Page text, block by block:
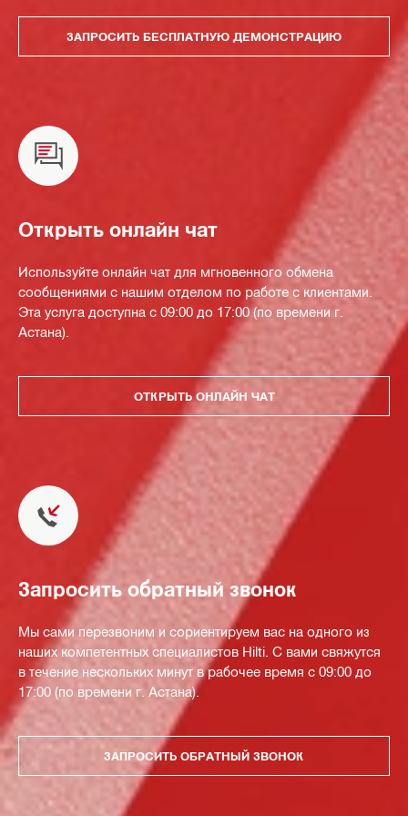
ЗАПРОСИТЬ БЕСПЛАТНУЮ ДЕМОНСТРАЦИЮ
Открыть онлайн чат
Используйте онлайн чат для мгновенного обмена
сообщениями с нашим отделом по работе с клиентами.
Эта услуга доступна с 09:00 до 17:00 (по времени г.
Астана).
ОТКРЫТЬ ОНЛАЙН ЧАТ
Запросить обратный звонок
Мы сами перезвоним и сориентируем вас на одного из
наших компетентных специалистов Hilti. С вами свяжутся
в течение нескольких минут в рабочее время с 09:00 до
17:00 (по времени г. Астана).
ЗАПРОСИТЬ ОБРАТНЫЙ ЗВОНОК